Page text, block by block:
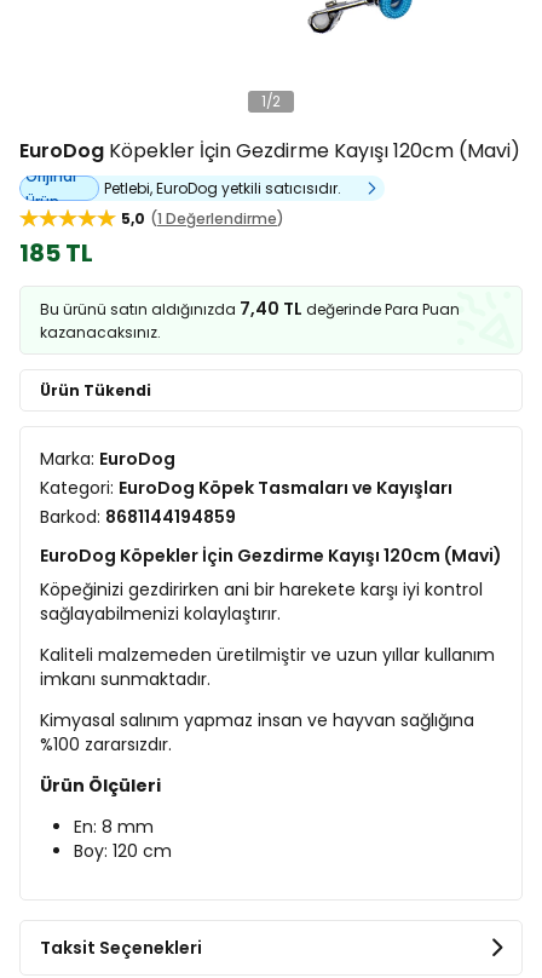
1/2
EuroDog Köpekler İçin Gezdirme Kayışı 120cm (Mavi)
Orijinal
Ürün
Petlebi, EuroDog yetkili satıcısıdır.
5,0
1 Değerlendirme
185 TL
Bu ürünü satın aldığınızda 7,40 TL değerinde Para Puan
kazanacaksınız.
Ürün Tükendi
Marka: EuroDog
Kategori: EuroDog Köpek Tasmaları ve Kayışları
Barkod: 8681144194859
EuroDog Köpekler İçin Gezdirme Kayışı 120cm (Mavi)
Köpeğinizi gezdirirken ani bir harekete karşı iyi kontrol
sağlayabilmenizi kolaylaştırır.
Kaliteli malzemeden üretilmiştir ve uzun yıllar kullanım
imkanı sunmaktadır.
Kimyasal salınım yapmaz insan ve hayvan sağlığına
%100 zararsızdır.
Ürün Ölçüleri
En: 8 mm
Boy: 120 cm
Taksit Seçenekleri